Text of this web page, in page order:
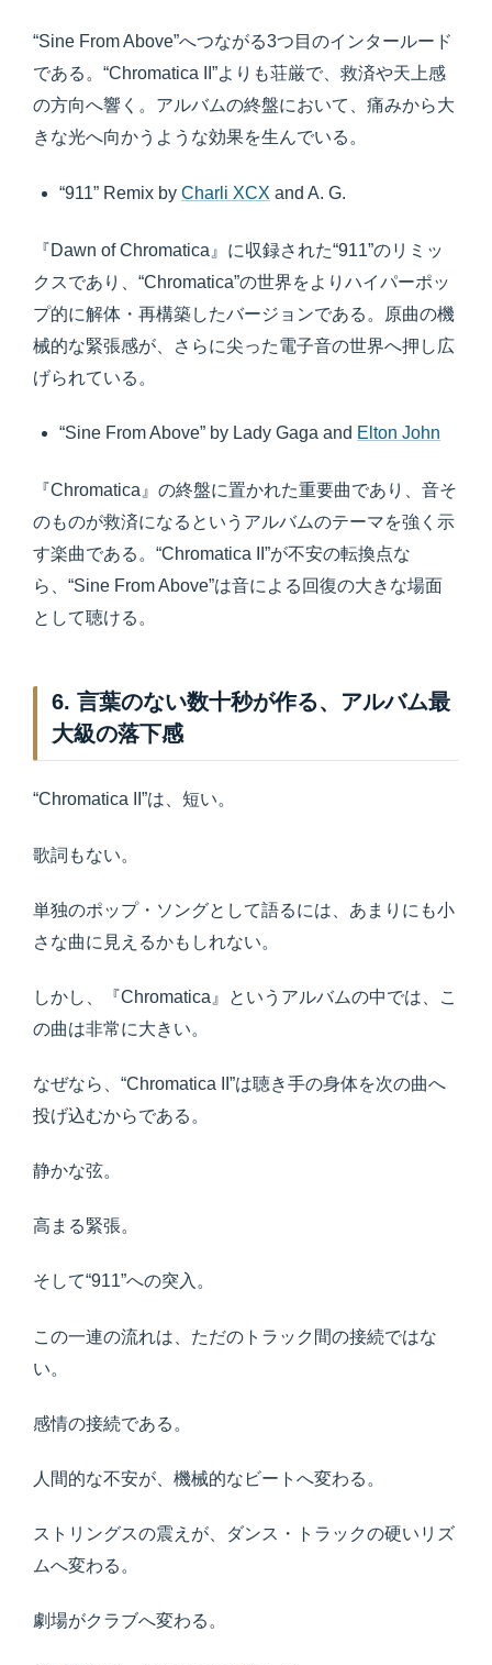
“Sine From Above”へつながる3つ目のインタールード
である。“Chromatica II”よりも荘厳で、救済や天上感
の方向へ響く。アルバムの終盤において、痛みから大
きな光へ向かうような効果を生んでいる。
“911” Remix byCharli XCX and A. G.
『Dawn of Chromatica』に収録された“911”のリミッ
クスであり、“Chromatica”の世界をよりハイパーポッ
プ的に解体・再構築したバージョンである。原曲の機
械的な緊張感が、さらに尖った電子音の世界へ押し広
げられている。
“Sine From Above” by Lady Gaga and Elton John
『Chromatica』の終盤に置かれた重要曲であり、音そ
のものが救済になるというアルバムのテーマを強く示
す楽曲である。“Chromatica II”が不安の転換点な
ら、“Sine From Above”は音による回復の大きな場面
として聴ける。
6. 言葉のない数十秒が作る、アルバム最
大級の落下感
“Chromatica II”は、短い。
歌詞もない。
単独のポップ・ソングとして語るには、あまりにも小
さな曲に見えるかもしれない。
しかし、『Chromatica』というアルバムの中では、こ
の曲は非常に大きい。
なぜなら、“Chromatica II”は聴き手の身体を次の曲へ
投げ込むからである。
静かな弦。
高まる緊張。
そして“911”への突入。
この一連の流れは、ただのトラック間の接続ではな
い。
感情の接続である。
人間的な不安が、機械的なビートへ変わる。
ストリングスの震えが、ダンス・トラックの硬いリズ
ムへ変わる。
劇場がクラブへ変わる。